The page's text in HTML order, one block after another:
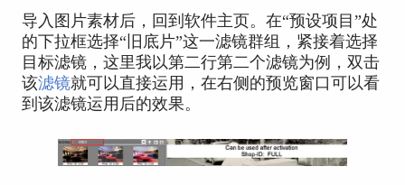
导入图片素材后，回到软件主页。在“预设项目”处
的下拉框选择“旧底片”这一滤镜群组，紧接着选择
目标滤镜，这里我以第二行第二个滤镜为例，双击
该滤镜就可以直接运用，在右侧的预览窗口可以看
到该滤镜运用后的效果。